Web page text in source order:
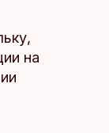
на